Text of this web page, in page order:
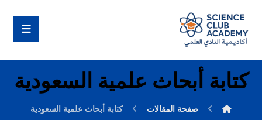
كتابة أبحاث علمية السعودية
صفحة المقالات كتابة أبحاث علمية السعودية